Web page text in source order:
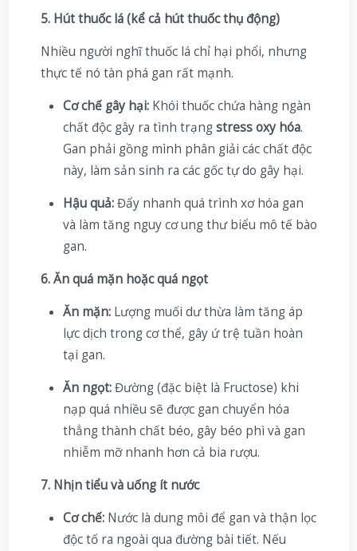
5. Hút thuốc lá (kể cả hút thuốc thụ động)
Nhiều người nghĩ thuốc lá chỉ hại phổi, nhưng
thực tế nó tàn phá gan rất mạnh.
Cơ chế gây hại:Khói thuốc chứa hàng ngàn
chất độc gây ra tình trạngstress oxy hóa.
Gan phải gồng mình phân giải các chất độc
này, làm sản sinh ra các gốc tự do gây hại.
Hậu quả:Đẩy nhanh quá trình xơ hóa gan
và làm tăng nguy cơ ung thư biểu mô tế bào
gan.
6. Ăn quá mặn hoặc quá ngọt
Ăn mặn:Lượng muối dư thừa làm tăng áp
lực dịch trong cơ thể, gây ứ trệ tuần hoàn
tại gan.
Ăn ngọt:Đường (đặc biệt là Fructose) khi
nạp quá nhiều sẽ được gan chuyển hóa
thẳng thành chất béo, gây béo phì và gan
nhiễm mỡ nhanh hơn cả bia rượu.
7. Nhịn tiểu và uống ít nước
Cơ chế:Nước là dung môi để gan và thận lọc
độc tố ra ngoài qua đường bài tiết. Nếu